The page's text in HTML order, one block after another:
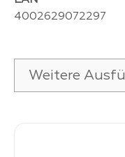
4002629072297
Weitere